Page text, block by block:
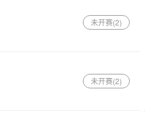
未开赛(2)
未开赛(2)